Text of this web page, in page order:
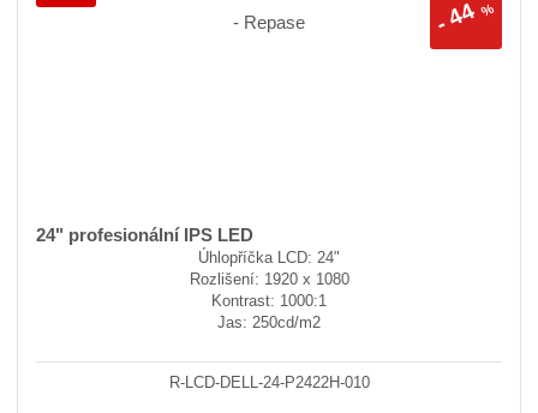
-44%
24" profesionální IPS LED
Úhlopříčka LCD: 24"
Rozlišení: 1920 x 1080
Kontrast: 1000:1
Jas: 250cd/m2
R-LCD-DELL-24-P2422H-010